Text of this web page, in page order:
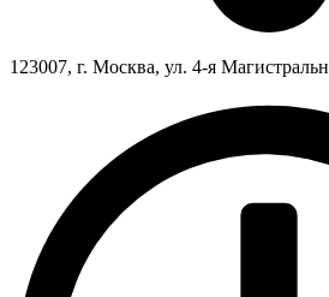
123007, г. Москва, ул. 4-я